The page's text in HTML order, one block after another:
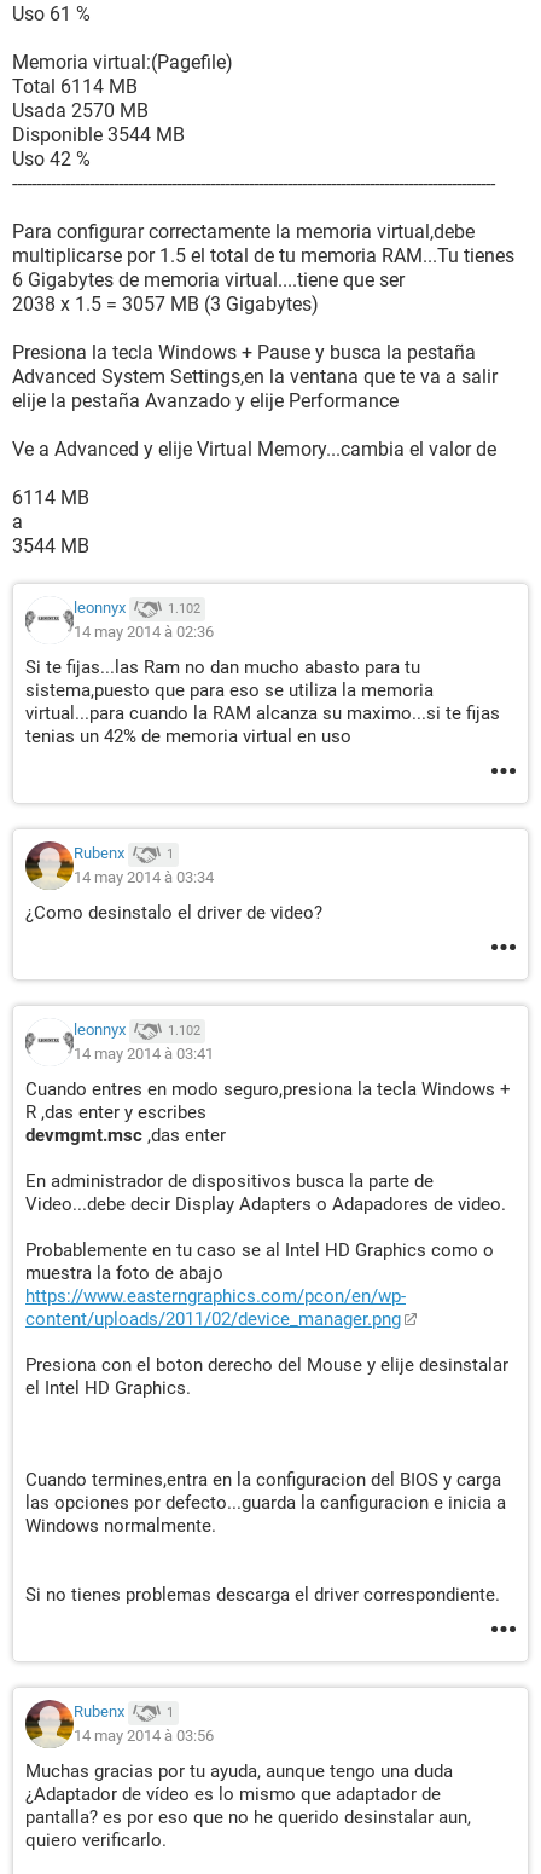
Seagate ST3400832A 41 °C (106 °F)
--------[ Procesador ]---------------------------------------------------------------------------
-----------------------
Propiedades de la CPU:
Tipo de procesador Intel Pentium III Xeon, 3000 MHz
Velocidad de reloj original 3000 MHz
Código de caché L1 32 KB
Datos de caché L1 32 KB
Caché L2 6 MB (On-Die, ATC, Full-Speed)
Multi CPU:
Identificación de la Placa Base Intel Bearlake
CPU #0 Intel(R) Core(TM)2 Duo CPU E8400 @ 3.00GHz,
CPU #1 Intel(R) Core(TM)2 Duo CPU E8400 @ 3.00GHz,
Fabricante del procesador:
Nombre de la empresa Intel Corporation
https://www.intel.com/content/www/us/en/products/proce
ssors.html
Uso de la CPU:
CPU Nº 1 / núcleo Nº 1 / Unidad HTT Nº 1 18 %
CPU Nº 1 / núcleo Nº 1 / Unidad HTT Nº 2 100 %
--------------------
(CPUID) Propiedades:
(CPUID) Fabricante GenuineIntel
(CPUID) Nombre de la CPU Intel(R) Core(TM)2 Duo CPU
E8400 @ 3.00GHz
(IA) Identificador de la marca 00h (Desconocido)
Identificador de la plataforma 00h (Desconocido)
(IA) Número de serie de la CPU Desconocido
Unidades HTT / CMP 1 / 0
Juego de instrucciones:
Extensión de 64 bitsx86 (AMD64, EM64T) Soportado
Alternate Instruction Set No soportado
AMD 3DNow! No soportado
AMD 3DNow! Professional No soportado
AMD Enhanced 3DNow! No soportado
AMD Extended MMX No soportado
Cyrix Extended MMX No soportado
IA-64 No soportado
IA MMX Soportado
IA SSE 2 Soportado
IA SSE 3 Soportado
Instrucción Conditional Move Soportado
Instrucción MONITOR / MWAIT Soportado
Instrucción RDTSCP No soportado
Instrucción SYSENTER / SYSEXIT Soportado
Instrucción VIA FEMMS No soportado
Funciones de seguridad:
Prevención de ejecución de datos (DEP, NX, EDB) Soportado
Hardware Random Number Generator (RNG) No soportado
Montgomery Multiplier & Hash Engine No soportado
Processor Serial Number (PSN) No soportado
Funciones de la gestión de ahorro de energía:
Automatic Clock Control Soportado
Uso 61 %
Memoria virtual:(Pagefile)
Total 6114 MB
Usada 2570 MB
Disponible 3544 MB
Uso 42 %
----------------------------------------------------------------------------------------------------
Para configurar correctamente la memoria virtual,debe
multiplicarse por 1.5 el total de tu memoria RAM...Tu tienes
6 Gigabytes de memoria virtual....tiene que ser
2038 x 1.5 = 3057 MB (3 Gigabytes)
Presiona la tecla Windows + Pause y busca la pestaña
Advanced System Settings,en la ventana que te va a salir
elije la pestaña Avanzado y elije Performance
Ve a Advanced y elije Virtual Memory...cambia el valor de
6114 MB
a
3544 MB
leonnyx 1.102
14 may 2014 à 02:36
Si te fijas...las Ram no dan mucho abasto para tu
sistema,puesto que para eso se utiliza la memoria
virtual...para cuando la RAM alcanza su maximo...si te fijas
tenias un 42% de memoria virtual en uso
Rubenx 1
14 may 2014 à 03:34
¿Como desinstalo el driver de video?
leonnyx 1.102
14 may 2014 à 03:41
Cuando entres en modo seguro,presiona la tecla Windows +
R ,das enter y escribes
devmgmt.msc ,das enter
En administrador de dispositivos busca la parte de
Video...debe decir Display Adapters o Adapadores de video.
Probablemente en tu caso se al Intel HD Graphics como o
muestra la foto de abajo
https://www.easterngraphics.com/pcon/en/wp-
content/uploads/2011/02/device_manager.png
Presiona con el boton derecho del Mouse y elije desinstalar
el Intel HD Graphics.
Cuando termines,entra en la configuracion del BIOS y carga
las opciones por defecto...guarda la canfiguracion e inicia a
Windows normalmente.
Si no tienes problemas descarga el driver correspondiente.
Rubenx 1
14 may 2014 à 03:56
Muchas gracias por tu ayuda, aunque tengo una duda
¿Adaptador de vídeo es lo mismo que adaptador de
pantalla? es por eso que no he querido desinstalar aun,
quiero verificarlo.